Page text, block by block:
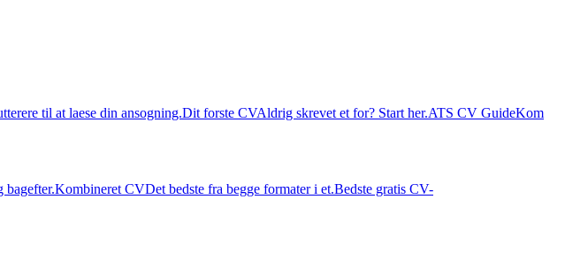
til at laese din ansogning.Dit forste CVAldrig skrevet et for? Start her.ATS CV GuideKom
bagefter.Kombineret CVDet bedste fra begge formater i et.Bedste gratis CV-